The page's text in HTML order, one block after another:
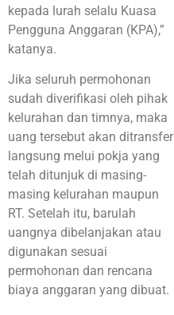
kepada lurah selalu Kuasa
Pengguna Anggaran (KPA),”
katanya.
Jika seluruh permohonan
sudah diverifikasi oleh pihak
kelurahan dan timnya, maka
uang tersebut akan ditransfer
langsung melui pokja yang
telah ditunjuk di masing-
masing kelurahan maupun
RT. Setelah itu, barulah
uangnya dibelanjakan atau
digunakan sesuai
permohonan dan rencana
biaya anggaran yang dibuat.